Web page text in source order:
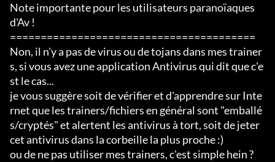
Note importante pour les utilisateurs paranoïaques
d'Av !
========================================
Non, il n'y a pas de virus ou de tojans dans mes trainer
s, si vous avez une application Antivirus qui dit que c'e
st le cas...
je vous suggère soit de vérifier et d'apprendre sur Inte
rnet que les trainers/fichiers en général sont "emballé
s/cryptés" et alertent les antivirus à tort, soit de jeter
cet antivirus dans la corbeille la plus proche :)
ou de ne pas utiliser mes trainers, c'est simple hein ?